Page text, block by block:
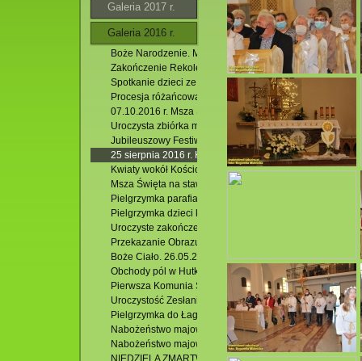
Galeria 2017 r.
Galeria 2016 r.
Boże Narodzenie. Msza Święta godz.11.00
Zakończenie Rekolekcji Adwentowych 2016. 11.12.2016
Spotkanie dzieci ze Świętym Mikołajem.04.12.2016 r.
Procesja różańcowa w Hutkach. 09.10.2016 r.
07.10.2016 r. Msza Święta w intencji Róż Różańcowych.
Uroczysta zbiórka ministrantów. 27.09.2016 r.
Jubileuszowy Festiwal Muzyki Organowej i Kameralnej
25 sierpnia 2016 r. Koncert X Jubileuszowego Festiwalu
Kwiaty wokół Kościoła p.w. Zesłania Ducha Św. w
Msza Święta na stawach. 24.06.2016 r.
Pielgrzymka parafialna: Słowacja -Zakopane-
Pielgrzymka dzieci komunijnych , rocznicowych i ich
Uroczyste zakończenie Oktawy Bożego Ciała.
Przekazanie Obrazu M. B. Krasnobrodzkiej z Hutek do
Boże Ciało. 26.05.2016 r.
Obchody pól w Hutkach. 22.05.2016 r.
Pierwsza Komunia Święta. 22.05.2106 r.
Uroczystość Zesłania Ducha Świętego – odpust parafiny
Pielgrzymka do Łagiewnik. 12.05.2016 r.
Nabożeństwo majowe w Jacni.
Nabożeństwo majowe przy krzyżu w Hutkach.
NIEDZIELA ZMARTWYCHWSTANIA Rezurekcja